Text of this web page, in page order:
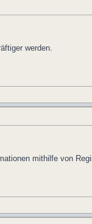
werden.
mithilfe von